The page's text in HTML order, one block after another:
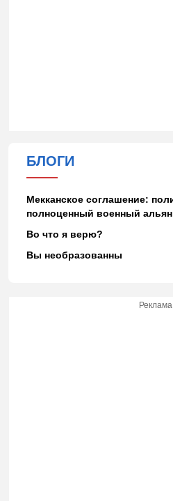
БЛОГИ
Мекканское соглашение:
полноценный военный альян
Во что я верю?
Вы необразованны
Реклама